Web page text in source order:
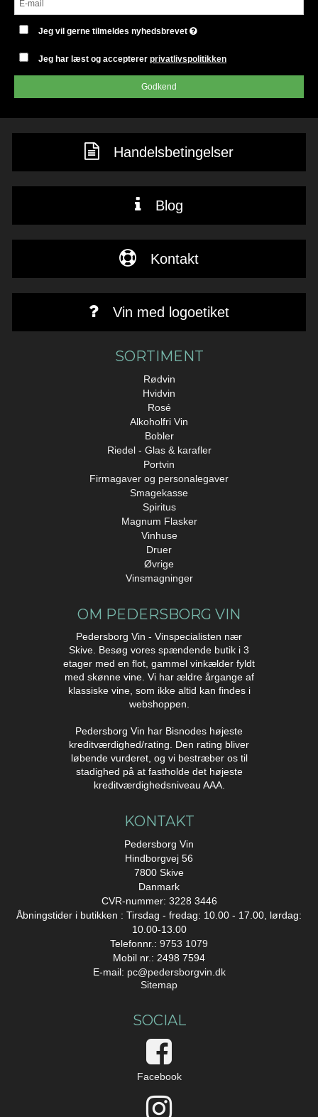
Jeg vil gerne tilmeldes nyhedsbrevet
Jeg har læst og acceptererprivatlivspolitikken
Godkend
Handelsbetingelser
Blog
Kontakt
Vin med logoetiket
SORTIMENT
Rødvin
Hvidvin
Rosé
Alkoholfri Vin
Bobler
Riedel - Glas & karafler
Portvin
Firmagaver og personalegaver
Smagekasse
Spiritus
Magnum Flasker
Vinhuse
Druer
Øvrige
Vinsmagninger
OM PEDERSBORG VIN
Pedersborg Vin - Vinspecialisten nær
Skive. Besøg vores spændende butik i 3
etager med en flot, gammel vinkælder fyldt
med skønne vine. Vi har ældre årgange af
klassiske vine, som ikke altid kan findes i
webshoppen.
Pedersborg Vin har Bisnodes højeste
kreditværdighed/rating. Den rating bliver
løbende vurderet, og vi bestræber os til
stadighed på at fastholde det højeste
kreditværdighedsniveau AAA.
KONTAKT
Pedersborg Vin
Hindborgvej 56
7800 Skive
Danmark
CVR-nummer: 3228 3446
Åbningstider i butikken : Tirsdag - fredag: 10.00 - 17.00, lørdag:
10.00-13.00
Telefonnr.: 9753 1079
Mobil nr.: 2498 7594
E-mail: pc@pedersborgvin.dk
Sitemap
SOCIAL
Facebook